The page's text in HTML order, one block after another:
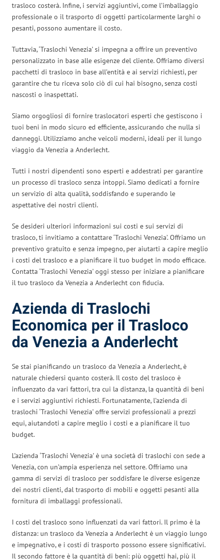
trasloco costerà. Infine, i servizi aggiuntivi, come l’imballaggio
professionale o il trasporto di oggetti particolarmente larghi o
pesanti, possono aumentare il costo.
Tuttavia, ‘Traslochi Venezia’ si impegna a offrire un preventivo
personalizzato in base alle esigenze del cliente. Offriamo diversi
pacchetti di trasloco in base all’entità e ai servizi richiesti, per
garantire che tu riceva solo ciò di cui hai bisogno, senza costi
nascosti o inaspettati.
Siamo orgogliosi di fornire traslocatori esperti che gestiscono i
tuoi beni in modo sicuro ed efficiente, assicurando che nulla si
danneggi. Utilizziamo anche veicoli moderni, ideali per il lungo
viaggio da Venezia a Anderlecht.
Tutti i nostri dipendenti sono esperti e addestrati per garantire
un processo di trasloco senza intoppi. Siamo dedicati a fornire
un servizio di alta qualità, soddisfando e superando le
aspettative dei nostri clienti.
Se desideri ulteriori informazioni sui costi e sui servizi di
trasloco, ti invitiamo a contattare ‘Traslochi Venezia’. Offriamo un
preventivo gratuito e senza impegno, per aiutarti a capire meglio
i costi del trasloco e a pianificare il tuo budget in modo efficace.
Contatta ‘Traslochi Venezia’ oggi stesso per iniziare a pianificare
il tuo trasloco da Venezia a Anderlecht con fiducia.
Azienda di Traslochi
Economica per il Trasloco
da Venezia a Anderlecht
Se stai pianificando un trasloco da Venezia a Anderlecht, è
naturale chiedersi quanto costerà. Il costo del trasloco è
influenzato da vari fattori, tra cui la distanza, la quantità di beni
e i servizi aggiuntivi richiesti. Fortunatamente, l’azienda di
traslochi ‘Traslochi Venezia’ offre servizi professionali a prezzi
equi, aiutandoti a capire meglio i costi e a pianificare il tuo
budget.
L’azienda ‘Traslochi Venezia’ è una società di traslochi con sede a
Venezia, con un’ampia esperienza nel settore. Offriamo una
gamma di servizi di trasloco per soddisfare le diverse esigenze
dei nostri clienti, dal trasporto di mobili e oggetti pesanti alla
fornitura di imballaggi professionali.
I costi del trasloco sono influenzati da vari fattori. Il primo è la
distanza: un trasloco da Venezia a Anderlecht è un viaggio lungo
e impegnativo, e i costi di trasporto possono essere significativi.
Il secondo fattore è la quantità di beni: più oggetti hai, più il